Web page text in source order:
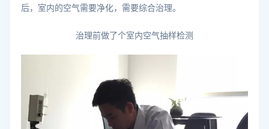
后，室内的空气需要净化，需要综合治理。
治理前做了个室内空气抽样检测